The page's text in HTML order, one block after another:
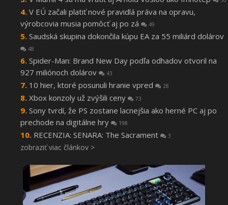
V EÚ začali platiť nové pravidlá práva na opravu,
výrobcovia musia pomôcť aj po zá
49
Saudská skupina dokončila kúpu EA za 55 miliárd dolárov
48
Spider-Man: Brand New Day podľa odhadov otvoril na
927 miliónoch dolárov
43
10 hier, ktoré posunuli hranie vpred 28
Xbox konzoly už zvýšili ceny 73
Sony tvrdí, že PS zostane lacnejšia ako herné PC aj po
prechode na digitálne hry
198
RECENZIA: SENARA: The Sacrament 3
zobraziť viac článkov >